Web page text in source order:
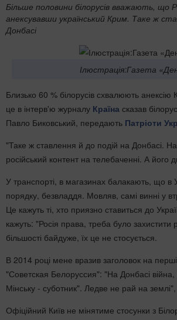
Більше половини білорусів вважають, що
анексувавши український Крим. Таке ж
Донбасі
Ілюстрація:Газета
Близько 60 % білорусів схвалюють
це в інтерв'ю журналу Країна сказав
Павло Биковський, передають Патріоти
"Таке ж ставлення й до подій на Донбасі.
російський контент на телебаченні. А його
У транспорті, в магазинах балакають, що в
порядку, безвладдя. Мовляв, самі винні у
Це кажуть ті, хто приязно ставиться до
кажуть: "Росія права, треба було захистити
більшості байдуже, їх це не стосується.
В 2014 році мене вразив заголовок на
"Советская Белоруссия": "На Донбасі війна,
Мінську - суботник". Ледве не рай на землі",
Офіційний Київ не мінятиме стосунки з